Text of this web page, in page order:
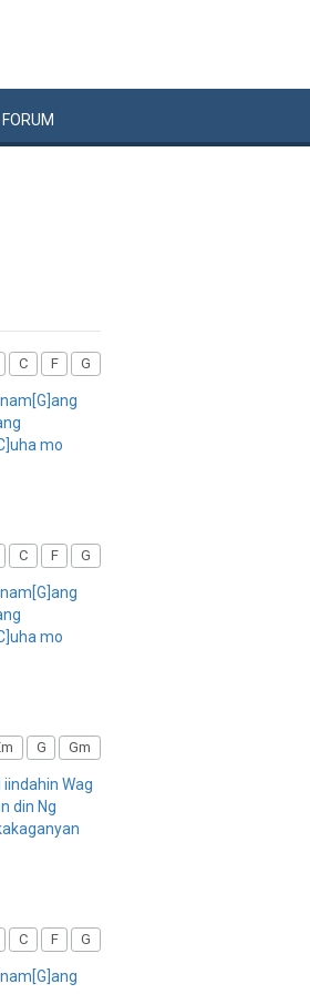
FORUM
C F G
mo
C F G
mo
G Gm
Wag
din Ng
C F G